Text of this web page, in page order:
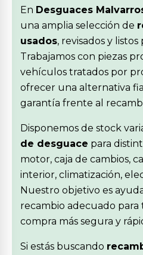
En Desguaces
una amplia selección de
usados, revisados y listos
Trabajamos con piezas
vehículos tratados por
ofrecer una alternativa
garantía frente al
Disponemos de stock
de desguace para
motor, caja de cambios,
interior, climatización,
Nuestro objetivo es
recambio adecuado
compra más segura y
Si estás buscando